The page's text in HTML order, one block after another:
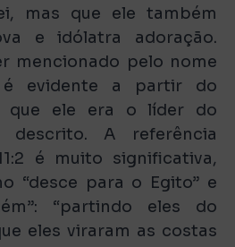
mas que ele também
e idólatra adoração.
mencionado pelo nome
é evidente a partir do
que ele era o líder do
descrito. A referência
é muito significativa,
“desce para o Egito” e
“partindo eles do
eles viraram as costas